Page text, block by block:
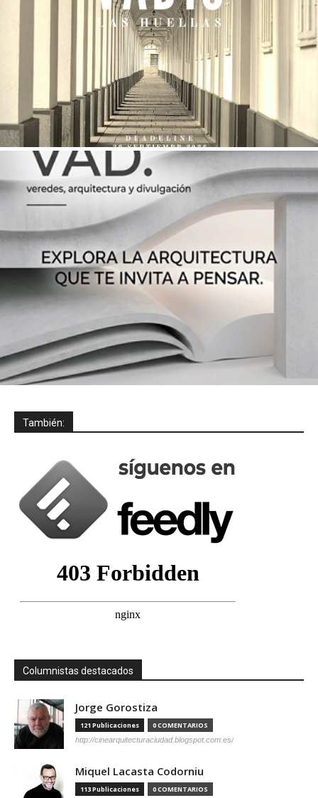
También:
Columnistas destacados
Jorge Gorostiza
121 Publicaciones 0 COMENTARIOS
http://cinearquitecturaciudad.blogspot.com.es/
Miquel Lacasta Codorniu
113 Publicaciones 0 COMENTARIOS